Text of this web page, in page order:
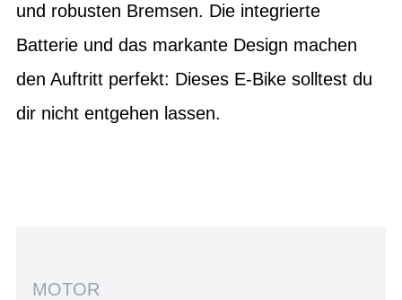
und robusten Bremsen. Die integrierte
Batterie und das markante Design machen
den Auftritt perfekt: Dieses E-Bike solltest du
dir nicht entgehen lassen.
MOTOR